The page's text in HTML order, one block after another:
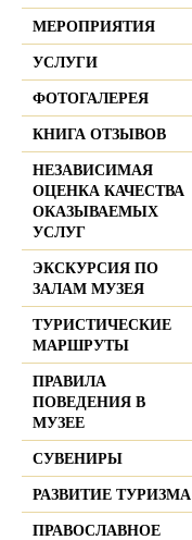
МЕРОПРИЯТИЯ
УСЛУГИ
ФОТОГАЛЕРЕЯ
КНИГА ОТЗЫВОВ
НЕЗАВИСИМАЯ
ОЦЕНКА КАЧЕСТВА
ОКАЗЫВАЕМЫХ
УСЛУГ
ЭКСКУРСИЯ ПО
ЗАЛАМ МУЗЕЯ
ТУРИСТИЧЕСКИЕ
МАРШРУТЫ
ПРАВИЛА
ПОВЕДЕНИЯ В
МУЗЕЕ
СУВЕНИРЫ
РАЗВИТИЕ ТУРИЗМА
ПРАВОСЛАВНОЕ